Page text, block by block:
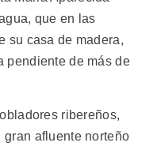
que en las
su casa de madera,
pendiente de más de
ribereños,
afluente norteño